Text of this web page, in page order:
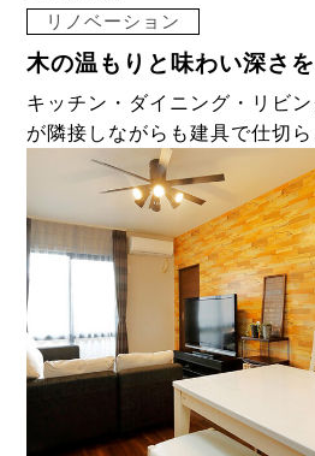
リノベーション
木の温もりと味わい深さを
キッチン・ダイニング・リビン
が隣接しながらも建具で仕切ら
ていた間取りも、 段差や間仕
壁をなくして開放的な今風の
空間に。 温かみのある造作建
造作家具で味わいある空間に
ました。